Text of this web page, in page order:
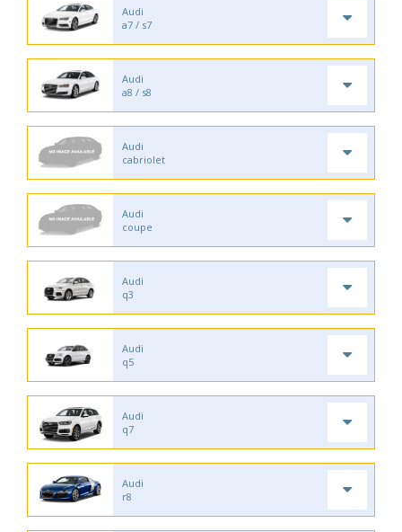
Audi
a7 / s7
Audi
a8 / s8
Audi
cabriolet
Audi
coupe
Audi
q3
Audi
q5
Audi
q7
Audi
r8